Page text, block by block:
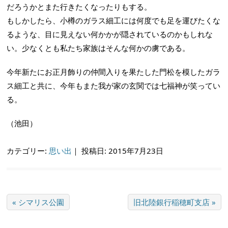
だろうかとまた行きたくなったりもする。
もしかしたら、小樽のガラス細工には何度でも足を運びたくな
るような、目に見えない何かかが隠されているのかもしれな
い。少なくとも私たち家族はそんな何かの虜である。
今年新たにお正月飾りの仲間入りを果たした門松を模したガラ
ス細工と共に、今年もまた我が家の玄関では七福神が笑ってい
る。
（池田）
カテゴリー: 思い出 ｜投稿日: 2015年7月23日
« シマリス公園 旧北陸銀行稲穂町支店 »